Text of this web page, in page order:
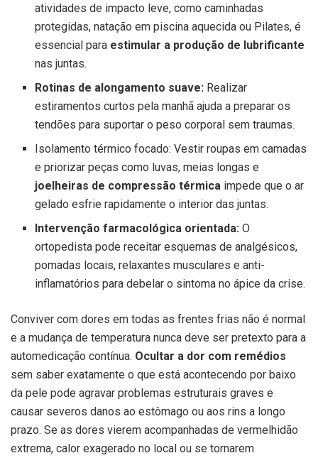
atividades de impacto leve, como caminhadas
protegidas, natação em piscina aquecida ou Pilates, é
essencial para estimular a produção de lubrificante
nas juntas.
Rotinas de alongamento suave: Realizar
estiramentos curtos pela manhã ajuda a preparar os
tendões para suportar o peso corporal sem traumas.
Isolamento térmico focado: Vestir roupas em camadas
e priorizar peças como luvas, meias longas e
joelheiras de compressão térmica impede que o ar
gelado esfrie rapidamente o interior das juntas.
Intervenção farmacológica orientada: O
ortopedista pode receitar esquemas de analgésicos,
pomadas locais, relaxantes musculares e anti-
inflamatórios para debelar o sintoma no ápice da crise.
Conviver com dores em todas as frentes frias não é normal
e a mudança de temperatura nunca deve ser pretexto para a
automedicação contínua. Ocultar a dor com remédios
sem saber exatamente o que está acontecendo por baixo
da pele pode agravar problemas estruturais graves e
causar severos danos ao estômago ou aos rins a longo
prazo. Se as dores vierem acompanhadas de vermelhidão
extrema, calor exagerado no local ou se tornarem